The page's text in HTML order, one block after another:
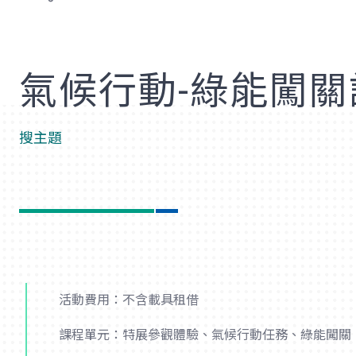
氣候行動-綠能闖
搜主題
活動費用：不含載具租借
課程單元：特展參觀體驗、氣候行動任務、綠能闖關